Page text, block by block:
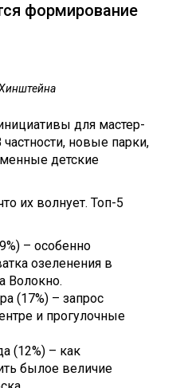
формирование
для мастер-
частности, новые парки,
детские
их волнует. Топ-5
– особенно
озеленения в
Волокно.
(17%) – запрос
и прoгулочные
(12%) – кaк
былoе величие